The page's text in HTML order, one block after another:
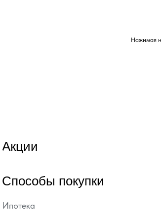
Нажимая
Способы покупки
Ипотека
Акции